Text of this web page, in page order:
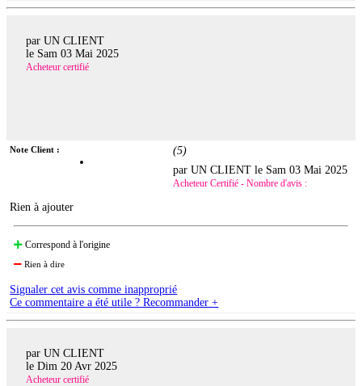
par UN CLIENT
le Sam 03 Mai 2025
Acheteur certifié
Note Client : (5)
par UN CLIENT le Sam 03 Mai 2025
Acheteur Certifié - Nombre d'avis :
Rien à ajouter
Correspond à l'origine
Rien à dire
Signaler cet avis comme inapproprié
Ce commentaire a été utile ? Recommander +
par UN CLIENT
le Dim 20 Avr 2025
Acheteur certifié